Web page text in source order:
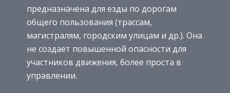
предназначена для езды по дорогам
общего пользования (трассам,
магистралям, городским улицам и др.). Она
не создает повышенной опасности для
участников движения, более проста в
управлении.